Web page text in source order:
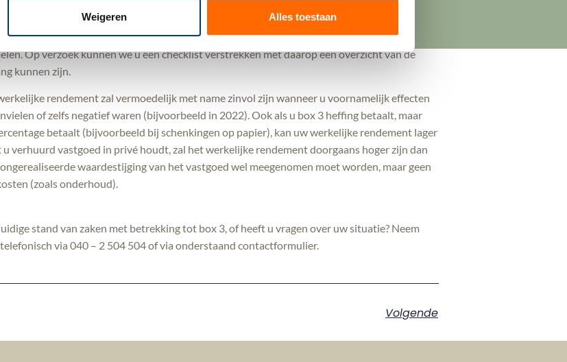
Weigeren Alles toestaan
van het formulier kan het alvast zinvol zijn om de benodigde gegevens voor het
Op verzoek kunnen we u een checklist verstrekken met daarop een overzicht van de
kunnen zijn.
rendement zal vermoedelijk met name zinvol zijn wanneer u voornamelijk effecten
of zelfs negatief waren (bijvoorbeeld in 2022). Ook als u box 3 heffing betaalt, maar
betaalt (bijvoorbeeld bij schenkingen op papier), kan uw werkelijke rendement lager
verhuurd vastgoed in privé houdt, zal het werkelijke rendement doorgaans hoger zijn dan
waardestijging van het vastgoed wel meegenomen moet worden, maar geen
(zoals onderhoud).
stand van zaken met betrekking tot box 3, of heeft u vragen over uw situatie? Neem
via 040 – 2 504 504 of via onderstaand contactformulier.
Volgende